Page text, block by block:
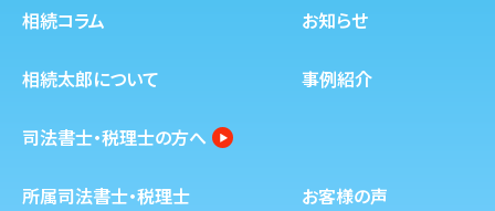
相続コラム お知らせ
相続太郎について 事例紹介
司法書士・税理士の方へ
所属司法書士・税理士 お客様の声